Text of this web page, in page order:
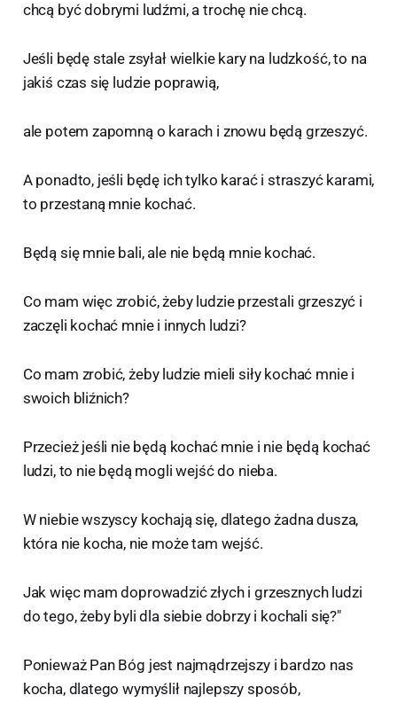
chcą być dobrymi ludźmi, a trochę nie chcą.
Jeśli będę stale zsyłał wielkie kary na ludzkość, to na
jakiś czas się ludzie poprawią,
ale potem zapomną o karach i znowu będą grzeszyć.
A ponadto, jeśli będę ich tylko karać i straszyć karami,
to przestaną mnie kochać.
Będą się mnie bali, ale nie będą mnie kochać.
Co mam więc zrobić, żeby ludzie przestali grzeszyć i
zaczęli kochać mnie i innych ludzi?
Co mam zrobić, żeby ludzie mieli siły kochać mnie i
swoich bliźnich?
Przecież jeśli nie będą kochać mnie i nie będą kochać
ludzi, to nie będą mogli wejść do nieba.
W niebie wszyscy kochają się, dlatego żadna dusza,
która nie kocha, nie może tam wejść.
Jak więc mam doprowadzić złych i grzesznych ludzi
do tego, żeby byli dla siebie dobrzy i kochali się?"
Ponieważ Pan Bóg jest najmądrzejszy i bardzo nas
kocha, dlatego wymyślił najlepszy sposób,